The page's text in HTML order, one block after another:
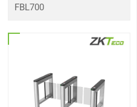
FBL700